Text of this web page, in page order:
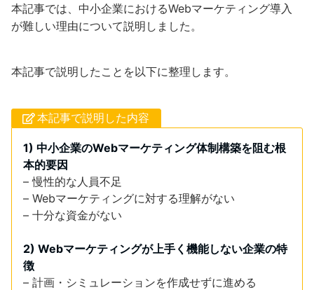
本記事では、中小企業におけるWebマーケティング導入
が難しい理由について説明しました。
本記事で説明したことを以下に整理します。
本記事で説明した内容
1) 中小企業のWebマーケティング体制構築を阻む根
本的要因
– 慢性的な人員不足
– Webマーケティングに対する理解がない
– 十分な資金がない
2) Webマーケティングが上手く機能しない企業の特
徴
– 計画・シミュレーションを作成せずに進める